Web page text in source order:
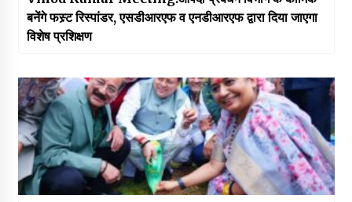
बनेंगे फस्र्ट रिस्पांडर, एसडीआरएफ व एनडीआरएफ द्वारा दिया जाएगा
विशेष प्रशिक्षण